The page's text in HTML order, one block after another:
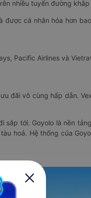
nhiều tuyến đường
cá nhân hóa hơn
Pacific Airlines và
đãi vô cùng hấp dẫn.
sắp tới. Goyolo là nền
hoả. Hệ thống của